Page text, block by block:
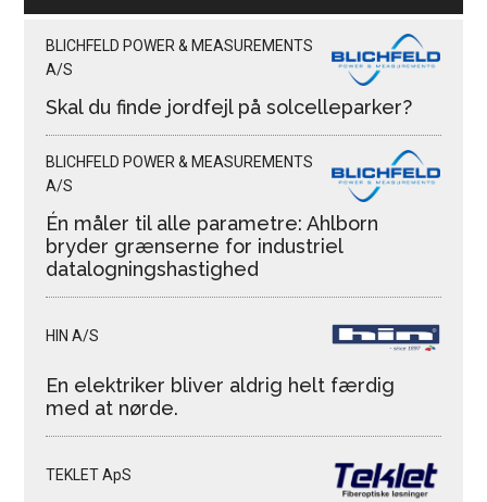
BLICHFELD POWER & MEASUREMENTS
A/S
Skal du finde jordfejl på solcelleparker?
BLICHFELD POWER & MEASUREMENTS
A/S
Én måler til alle parametre: Ahlborn
bryder grænserne for industriel
datalogningshastighed
HIN A/S
En elektriker bliver aldrig helt færdig
med at nørde.
TEKLET ApS